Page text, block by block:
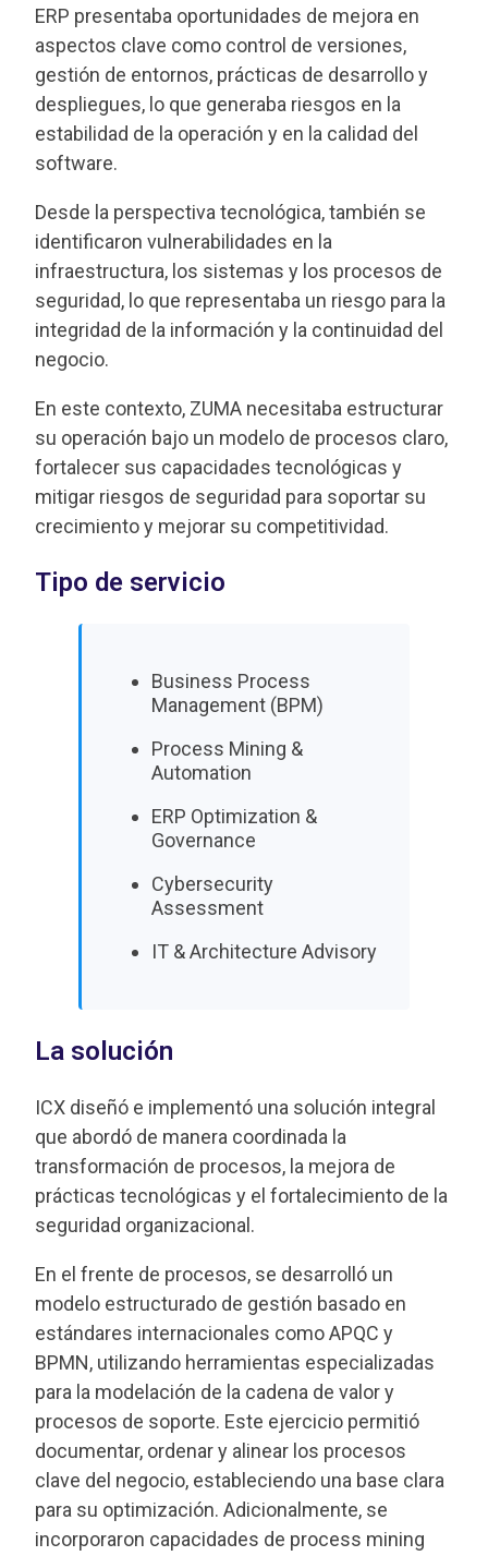
ERP presentaba oportunidades de mejora en
aspectos clave como control de versiones,
gestión de entornos, prácticas de desarrollo y
despliegues, lo que generaba riesgos en la
estabilidad de la operación y en la calidad del
software.
Desde la perspectiva tecnológica, también se
identificaron vulnerabilidades en la
infraestructura, los sistemas y los procesos de
seguridad, lo que representaba un riesgo para la
integridad de la información y la continuidad del
negocio.
En este contexto, ZUMA necesitaba estructurar
su operación bajo un modelo de procesos claro,
fortalecer sus capacidades tecnológicas y
mitigar riesgos de seguridad para soportar su
crecimiento y mejorar su competitividad.
Tipo de servicio
Business Process
Management (BPM)
Process Mining &
Automation
ERP Optimization &
Governance
Cybersecurity
Assessment
IT & Architecture Advisory
La solución
ICX diseñó e implementó una solución integral
que abordó de manera coordinada la
transformación de procesos, la mejora de
prácticas tecnológicas y el fortalecimiento de la
seguridad organizacional.
En el frente de procesos, se desarrolló un
modelo estructurado de gestión basado en
estándares internacionales como APQC y
BPMN, utilizando herramientas especializadas
para la modelación de la cadena de valor y
procesos de soporte. Este ejercicio permitió
documentar, ordenar y alinear los procesos
clave del negocio, estableciendo una base clara
para su optimización. Adicionalmente, se
incorporaron capacidades de process mining